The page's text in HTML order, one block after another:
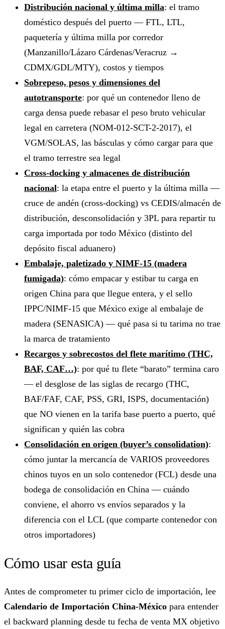
Distribución nacional y última milla: el tramo
doméstico después del puerto — FTL, LTL,
paquetería y última milla por corredor
(Manzanillo/Lázaro Cárdenas/Veracruz →
CDMX/GDL/MTY), costos y tiempos
Sobrepeso, pesos y dimensiones del
autotransporte: por qué un contenedor lleno de
carga densa puede rebasar el peso bruto vehicular
legal en carretera (NOM-012-SCT-2-2017), el
VGM/SOLAS, las básculas y cómo cargar para que
el tramo terrestre sea legal
Cross-docking y almacenes de distribución
nacional: la etapa entre el puerto y la última milla —
cruce de andén (cross-docking) vs CEDIS/almacén de
distribución, desconsolidación y 3PL para repartir tu
carga importada por todo México (distinto del
depósito fiscal aduanero)
Embalaje, paletizado y NIMF-15 (madera
fumigada): cómo empacar y estibar tu carga en
origen China para que llegue entera, y el sello
IPPC/NIMF-15 que México exige al embalaje de
madera (SENASICA) — qué pasa si tu tarima no trae
la marca de tratamiento
Recargos y sobrecostos del flete marítimo (THC,
BAF, CAF…): por qué tu flete “barato” termina caro
— el desglose de las siglas de recargo (THC,
BAF/FAF, CAF, PSS, GRI, ISPS, documentación)
que NO vienen en la tarifa base puerto a puerto, qué
significan y quién las cobra
Consolidación en origen (buyer’s consolidation):
cómo juntar la mercancía de VARIOS proveedores
chinos tuyos en un solo contenedor (FCL) desde una
bodega de consolidación en China — cuándo
conviene, el ahorro vs envíos separados y la
diferencia con el LCL (que comparte contenedor con
otros importadores)
Cómo usar esta guía
Antes de comprometer tu primer ciclo de importación, lee
Calendario de Importación China-México para entender
el backward planning desde tu fecha de venta MX objetivo